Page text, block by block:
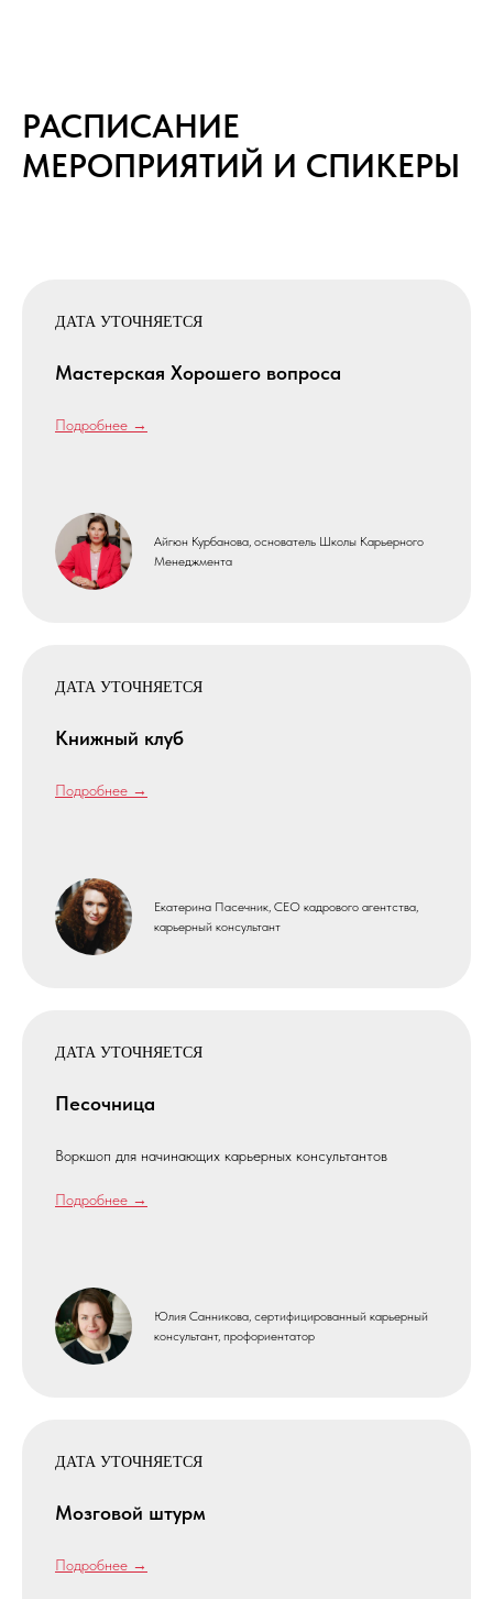
РАСПИСАНИЕ
МЕРОПРИЯТИЙ И СПИКЕРЫ
ДАТА УТОЧНЯЕТСЯ
Мастерская Хорошего вопроса
Подробнее →
Айгюн Курбанова, основатель Школы Карьерного
Менеджмента
ДАТА УТОЧНЯЕТСЯ
Книжный клуб
Подробнее →
Екатерина Пасечник, CEO кадрового агентства,
карьерный консультант
ДАТА УТОЧНЯЕТСЯ
Песочница
Воркшоп для начинающих карьерных консультантов
Подробнее →
Юлия Санникова, сертифицированный карьерный
консультант, профориентатор
ДАТА УТОЧНЯЕТСЯ
Мозговой штурм
Подробнее →